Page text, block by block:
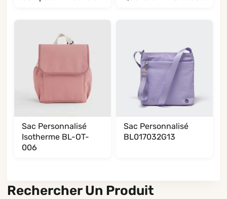
Sac Personnalisé
Isotherme BL-OT-
006
Sac Personnalisé
BL017032G13
Rechercher Un Produit